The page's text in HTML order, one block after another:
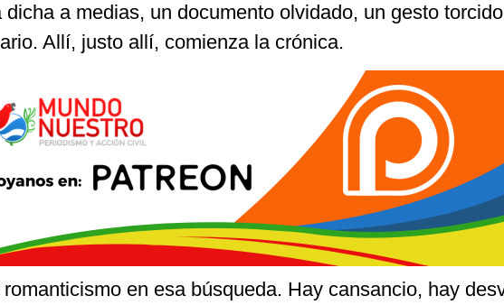
dicha a medias, un documento olvidado, un gesto
Allí, justo allí, comienza la crónica.
en esa búsqueda. Hay cansancio, hay